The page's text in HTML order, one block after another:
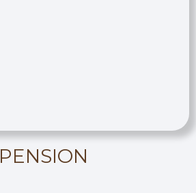
PENSION